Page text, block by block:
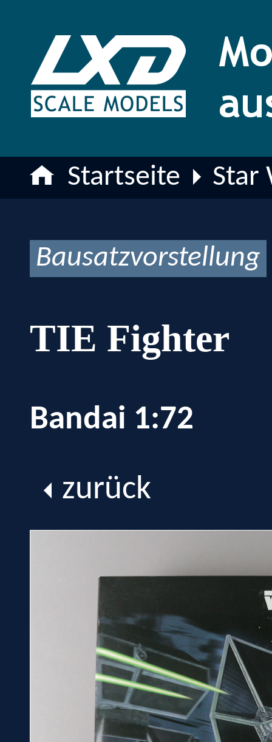
Startseite Star
Bausatzvorstellung
TIE Fighter
Bandai 1:72
zurück